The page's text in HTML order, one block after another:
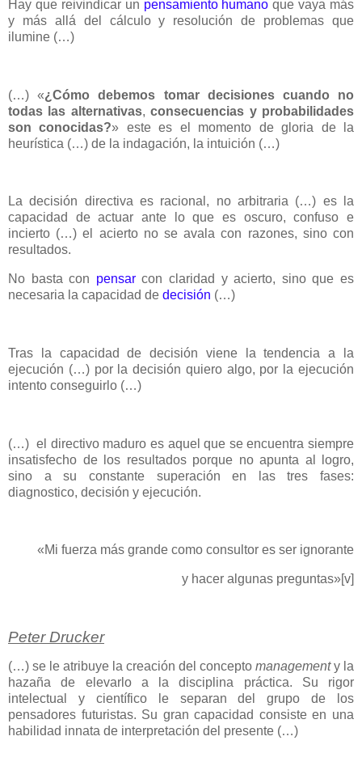
Hay que reivindicar un pensamiento humano que vaya más
y más allá del cálculo y resolución de problemas que
ilumine (…)
(…) «¿Cómo debemos tomar decisiones cuando no
todas las alternativas,consecuencias y probabilidades
son conocidas?» este es el momento de gloria de la
heurística (…) de la indagación, la intuición (…)
La decisión directiva es racional, no arbitraria (…) es la
capacidad de actuar ante lo que es oscuro, confuso e
incierto (…) el acierto no se avala con razones, sino con
resultados.
No basta con pensar con claridad y acierto, sino que es
necesaria la capacidad de decisión (…)
Tras la capacidad de decisión viene la tendencia a la
ejecución (…) por la decisión quiero algo, por la ejecución
intento conseguirlo (…)
(…) el directivo maduro es aquel que se encuentra siempre
insatisfecho de los resultados porque no apunta al logro,
sino a su constante superación en las tres fases:
diagnostico, decisión y ejecución.
«Mi fuerza más grande como consultor es ser ignorante
y hacer algunas preguntas»[v]
Peter Drucker
(…) se le atribuye la creación del concepto managementy la
hazaña de elevarlo a la disciplina práctica. Su rigor
intelectual y científico le separan del grupo de los
pensadores futuristas. Su gran capacidad consiste en una
habilidad innata de interpretación del presente (…)